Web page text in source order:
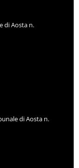
di Aosta n.
di Aosta n.